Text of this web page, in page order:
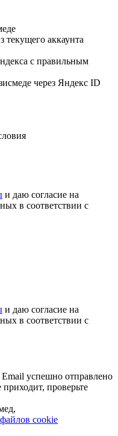
текущего аккаунта
с правильным
через Яндекс ID
и даю согласие на
в соответствии с
и даю согласие на
в соответствии с
успешно отправлено
проверьте
файлов cookie